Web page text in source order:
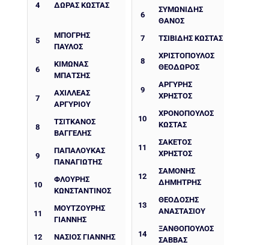
4 ΔΩΡΑΣ ΚΩΣΤΑΣ
5
ΜΠΌΓΡΗΣ
ΠΑΎΛΟΣ
6
ΚΙΜΩΝΑΣ
ΜΠΑΤΣHΣ
7
ΑΧΙΛΛΕΑΣ
ΑΡΓΥΡΙΟΥ
8
ΤΣΙΤΚΑΝΟΣ
ΒΑΓΓΕΛΗΣ
9
ΠΑΠΑΛΟΥΚΆΣ
ΠΑΝΑΓΙΏΤΗΣ
10
ΦΛΟΥΡΉΣ
ΚΩΝΣΤΑΝΤΊΝΟΣ
11
ΜΟΥΤΖΟΎΡΗΣ
ΓΙΆΝΝΗΣ
12
ΝΑΣΙΟΣ ΓΙΑΝΝΗΣ
6
ΣΥΜΩΝΙΔΗΣ
ΘΑΝΟΣ
7
ΤΣΙΒΙΔΗΣ ΚΩΣΤΑΣ
8
ΧΡΙΣΤΌΠΟΥΛΟΣ
ΘΕΌΔΩΡΟΣ
9
ΑΡΓΎΡΗΣ
ΧΡΉΣΤΟΣ
10
ΧΡΟΝΟΠΟΥΛΟΣ
ΚΩΣΤΑΣ
11
ΣΑΚΕΤΟΣ
ΧΡΗΣΤΟΣ
12
ΣΑΜΟΝΗΣ
ΔΗΜΗΤΡΗΣ
13
ΘΕΟΔΟΣΗΣ
ΑΝΑΣΤΑΣΙΟΥ
14
ΞΑΝΘΟΠΟΥΛΟΣ
ΣΑΒΒΑΣ